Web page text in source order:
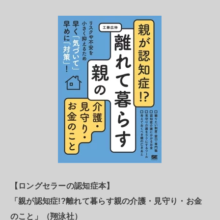
【ロングセラーの認知症本】
「親が認知症!?離れて暮らす親の介護・見守り・お金
のこと」（翔泳社）